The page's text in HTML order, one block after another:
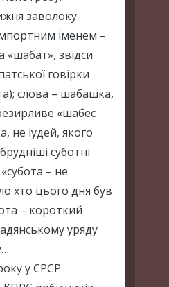
заволоку-
іменем –
«шабат», звідси
говірки
слова – шабашка,
«шабес
не іудей, якого
суботні
– не
хто цього дня був
– короткий
уряду
у СРСР